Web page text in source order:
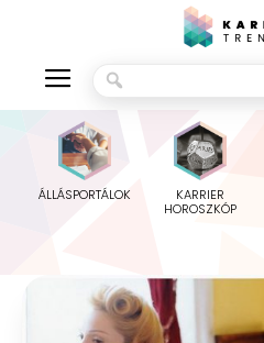
ÁLLÁSPORTÁLOK
KARRIER
HOROSZKÓP